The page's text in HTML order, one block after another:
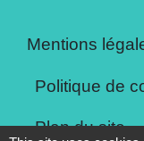
Mentions
Politique de
Plan du site -